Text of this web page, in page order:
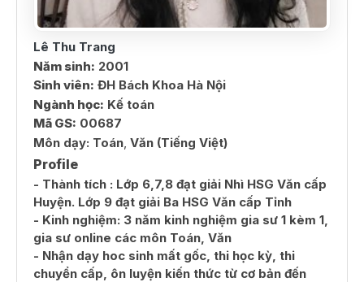
Lê Thu Trang
Năm sinh: 2001
Sinh viên: ĐH Bách Khoa Hà Nội
Ngành học: Kế toán
Mã GS: 00687
Môn dạy: Toán, Văn (Tiếng Việt)
Profile
- Thành tích : Lớp 6,7,8 đạt giải Nhì HSG Văn cấp
Huyện. Lớp 9 đạt giải Ba HSG Văn cấp Tỉnh
- Kinh nghiệm: 3 năm kinh nghiệm gia sư 1 kèm 1,
gia sư online các môn Toán, Văn
- Nhận dạy hoc sinh mất gốc, thi học kỳ, thi
chuyển cấp, ôn luyện kiến thức từ cơ bản đến